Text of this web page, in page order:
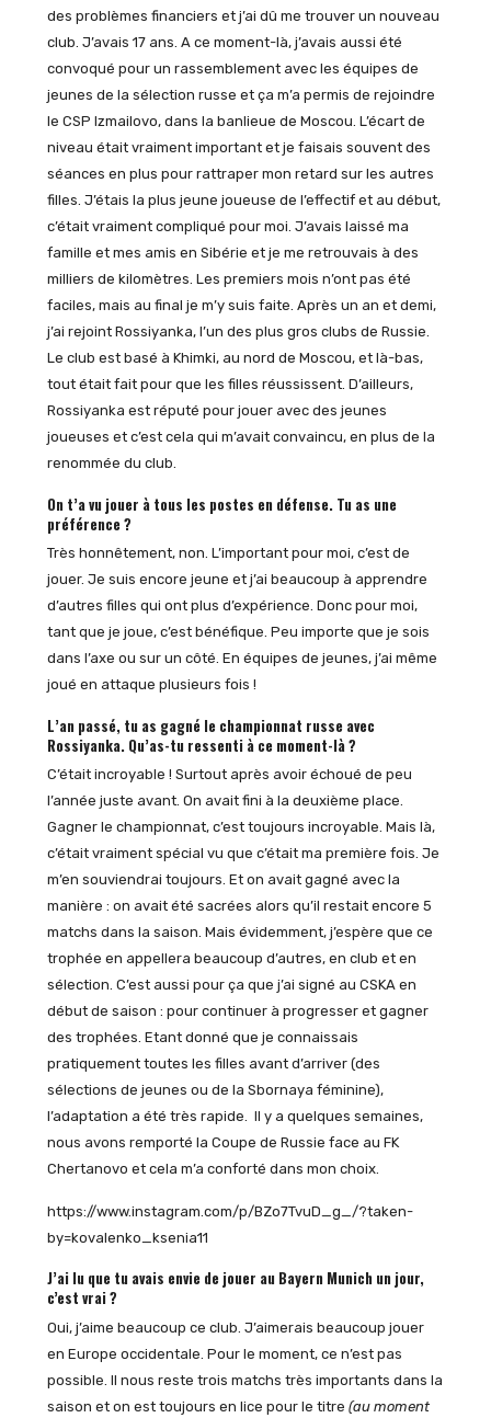
des problèmes financiers et j’ai dû me trouver un nouveau
club. J’avais 17 ans. A ce moment-là, j’avais aussi été
convoqué pour un rassemblement avec les équipes de
jeunes de la sélection russe et ça m’a permis de rejoindre
le CSP Izmailovo, dans la banlieue de Moscou. L’écart de
niveau était vraiment important et je faisais souvent des
séances en plus pour rattraper mon retard sur les autres
filles. J’étais la plus jeune joueuse de l’effectif et au début,
c’était vraiment compliqué pour moi. J’avais laissé ma
famille et mes amis en Sibérie et je me retrouvais à des
milliers de kilomètres. Les premiers mois n’ont pas été
faciles, mais au final je m’y suis faite. Après un an et demi,
j’ai rejoint Rossiyanka, l’un des plus gros clubs de Russie.
Le club est basé à Khimki, au nord de Moscou, et là-bas,
tout était fait pour que les filles réussissent. D’ailleurs,
Rossiyanka est réputé pour jouer avec des jeunes
joueuses et c’est cela qui m’avait convaincu, en plus de la
renommée du club.
On t’a vu jouer à tous les postes en défense. Tu as une
préférence ?
Très honnêtement, non. L’important pour moi, c’est de
jouer. Je suis encore jeune et j’ai beaucoup à apprendre
d’autres filles qui ont plus d’expérience. Donc pour moi,
tant que je joue, c’est bénéfique. Peu importe que je sois
dans l’axe ou sur un côté. En équipes de jeunes, j’ai même
joué en attaque plusieurs fois !
L’an passé, tu as gagné le championnat russe avec
Rossiyanka. Qu’as-tu ressenti à ce moment-là ?
C’était incroyable ! Surtout après avoir échoué de peu
l’année juste avant. On avait fini à la deuxième place.
Gagner le championnat, c’est toujours incroyable. Mais là,
c’était vraiment spécial vu que c’était ma première fois. Je
m’en souviendrai toujours. Et on avait gagné avec la
manière : on avait été sacrées alors qu’il restait encore 5
matchs dans la saison. Mais évidemment, j’espère que ce
trophée en appellera beaucoup d’autres, en club et en
sélection. C’est aussi pour ça que j’ai signé au CSKA en
début de saison : pour continuer à progresser et gagner
des trophées. Etant donné que je connaissais
pratiquement toutes les filles avant d’arriver (des
sélections de jeunes ou de la Sbornaya féminine),
l’adaptation a été très rapide. Il y a quelques semaines,
nous avons remporté la Coupe de Russie face au FK
Chertanovo et cela m’a conforté dans mon choix.
https://www.instagram.com/p/BZo7TvuD_g_/?taken-
by=kovalenko_ksenia11
J’ai lu que tu avais envie de jouer au Bayern Munich un jour,
c’est vrai ?
Oui, j’aime beaucoup ce club. J’aimerais beaucoup jouer
en Europe occidentale. Pour le moment, ce n’est pas
possible. Il nous reste trois matchs très importants dans la
saison et on est toujours en lice pour le titre (au moment